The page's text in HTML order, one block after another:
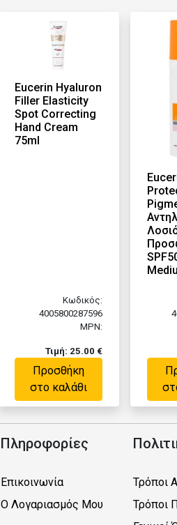
Eucerin Hyaluron
Filler Elasticity
Spot Correcting
Hand Cream
75ml
Κωδικός:
4005800287596
MPN:
Τιμή: 25.00 €
Προσθήκη
στο καλάθι
Πληροφορίες
Επικοινωνία
Ο Λογαριασμός Μου
Τρόποι
Τρόποι